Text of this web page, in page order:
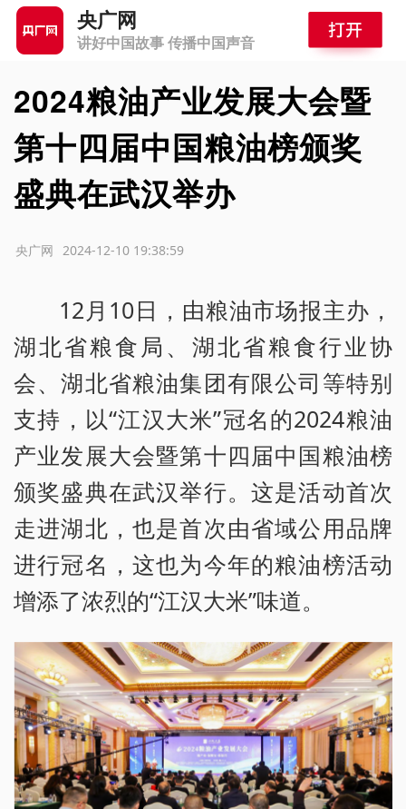
央广网
讲好中国故事 传播中国声音
2024粮油产业发展大会暨
第十四届中国粮油榜颁奖
盛典在武汉举办
2024-12-10 19:38:59
央广网
12月10日，由粮油市场报主办，
湖北省粮食局、湖北省粮食行业协
会、湖北省粮油集团有限公司等特别
支持，以“江汉大米”冠名的2024粮油
产业发展大会暨第十四届中国粮油榜
颁奖盛典在武汉举行。这是活动首次
走进湖北，也是首次由省域公用品牌
进行冠名，这也为今年的粮油榜活动
增添了浓烈的“江汉大米”味道。